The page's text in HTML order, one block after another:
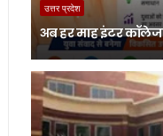
उत्तर प्रदेश
अब हर माह इंटर कॉलेज